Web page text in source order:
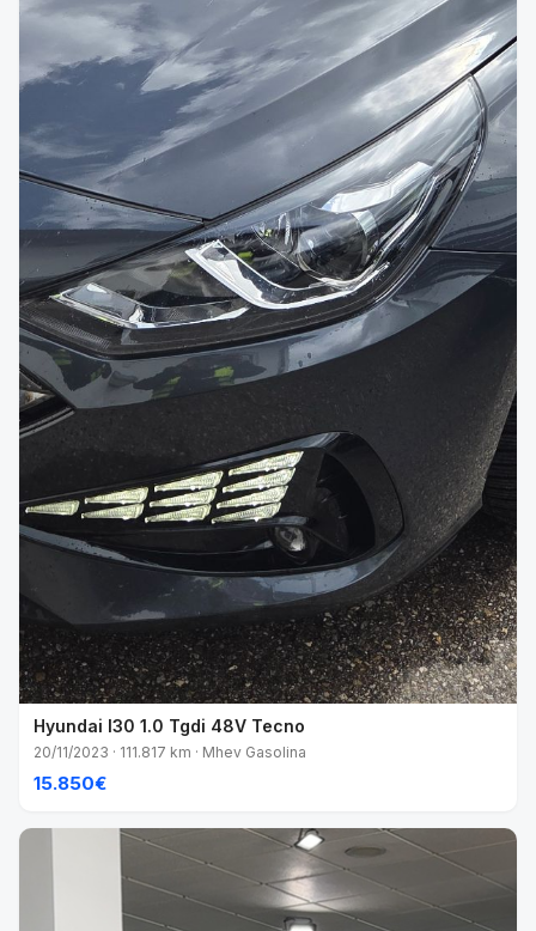
Hyundai I30 1.0 Tgdi 48V Tecno
20/11/2023 · 111.817 km · Mhev Gasolina
15.850€